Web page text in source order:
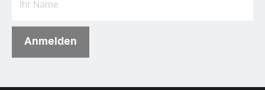
Anmelden